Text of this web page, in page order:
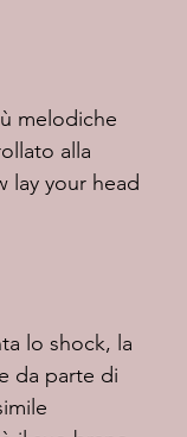
alla
lay your head
da parte di